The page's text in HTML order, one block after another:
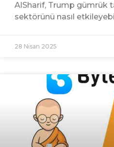
AlSharif, Trump gümrük
sektörünü nasıl
28 Nisan 2025